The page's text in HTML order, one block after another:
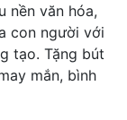
nền văn hóa,
con người với
tạo. Tặng bút
mắn, bình